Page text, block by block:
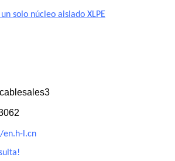
solo núcleo aislado XLPE
en.h-l.cn